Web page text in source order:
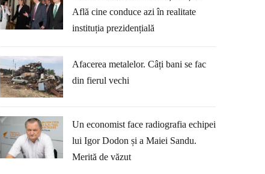
Află cine conduce azi în realitate
instituția prezidențială
Afacerea metalelor. Câți bani se fac
din fierul vechi
Un economist face radiografia echipei
lui Igor Dodon și a Maiei Sandu.
Merită de văzut